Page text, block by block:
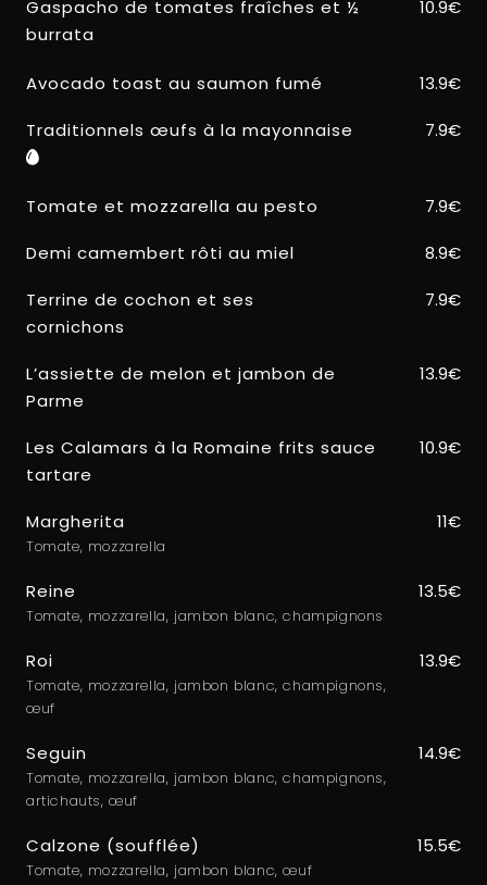
Gaspacho de tomates fraîches et ½
burrata
10.9€
Avocado toast au saumon fumé 13.9€
Traditionnels œufs à la mayonnaise 7.9€
Tomate et mozzarella au pesto 7.9€
Demi camembert rôti au miel 8.9€
Terrine de cochon et ses
cornichons
7.9€
L’assiette de melon et jambon de
Parme
13.9€
Les Calamars à la Romaine frits sauce
tartare
10.9€
Margherita
Tomate, mozzarella
11€
Reine
Tomate, mozzarella, jambon blanc, champignons
13.5€
Roi
Tomate, mozzarella, jambon blanc, champignons,
œuf
13.9€
Seguin
Tomate, mozzarella, jambon blanc, champignons,
artichauts, œuf
14.9€
Calzone (soufflée)
Tomate, mozzarella, jambon blanc, œuf
15.5€